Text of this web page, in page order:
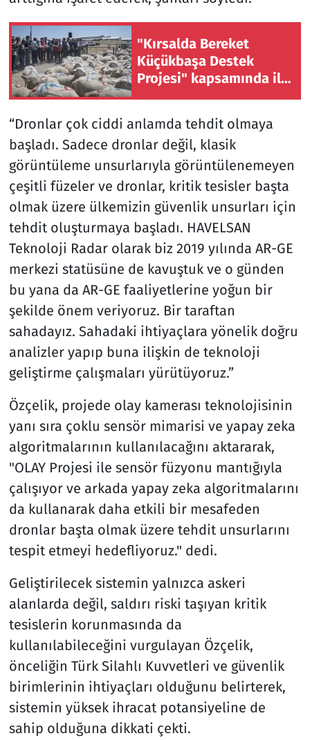
"Kırsalda Bereket
Küçükbaşa Destek
Projesi" kapsamında ilk
“Dronlar çok ciddi anlamda tehdit olmaya
başladı. Sadece dronlar değil, klasik
görüntüleme unsurlarıyla görüntülenemeyen
çeşitli füzeler ve dronlar, kritik tesisler başta
olmak üzere ülkemizin güvenlik unsurları için
tehdit oluşturmaya başladı. HAVELSAN
Teknoloji Radar olarak biz 2019 yılında AR-GE
merkezi statüsüne de kavuştuk ve o günden
bu yana da AR-GE faaliyetlerine yoğun bir
şekilde önem veriyoruz. Bir taraftan
sahadayız. Sahadaki ihtiyaçlara yönelik doğru
analizler yapıp buna ilişkin de teknoloji
geliştirme çalışmaları yürütüyoruz.”
Özçelik, projede olay kamerası teknolojisinin
yanı sıra çoklu sensör mimarisi ve yapay zeka
algoritmalarının kullanılacağını aktararak,
"OLAY Projesi ile sensör füzyonu mantığıyla
çalışıyor ve arkada yapay zeka algoritmalarını
da kullanarak daha etkili bir mesafeden
dronlar başta olmak üzere tehdit unsurlarını
tespit etmeyi hedefliyoruz." dedi.
Geliştirilecek sistemin yalnızca askeri
alanlarda değil, saldırı riski taşıyan kritik
tesislerin korunmasında da
kullanılabileceğini vurgulayan Özçelik,
önceliğin Türk Silahlı Kuvvetleri ve güvenlik
birimlerinin ihtiyaçları olduğunu belirterek,
sistemin yüksek ihracat potansiyeline de
sahip olduğuna dikkati çekti.